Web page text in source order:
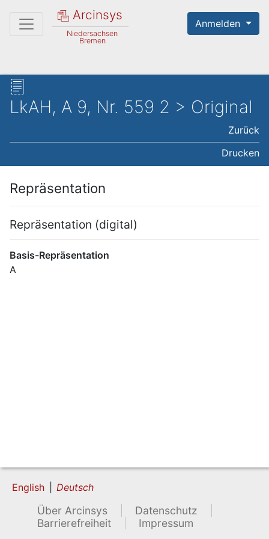
Arcinsys
Niedersachsen
Bremen
Anmelden
LkAH, A 9, Nr. 559 2 > Original
Zurück
Drucken
Repräsentation
Repräsentation (digital)
Basis-Repräsentation
A
English Deutsch
Über Arcinsys
Datenschutz
Barrierefreiheit
Impressum